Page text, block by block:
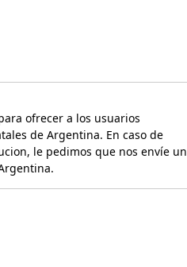
ofrecer a los usuarios
de Argentina. En caso de
le pedimos que nos envíe un